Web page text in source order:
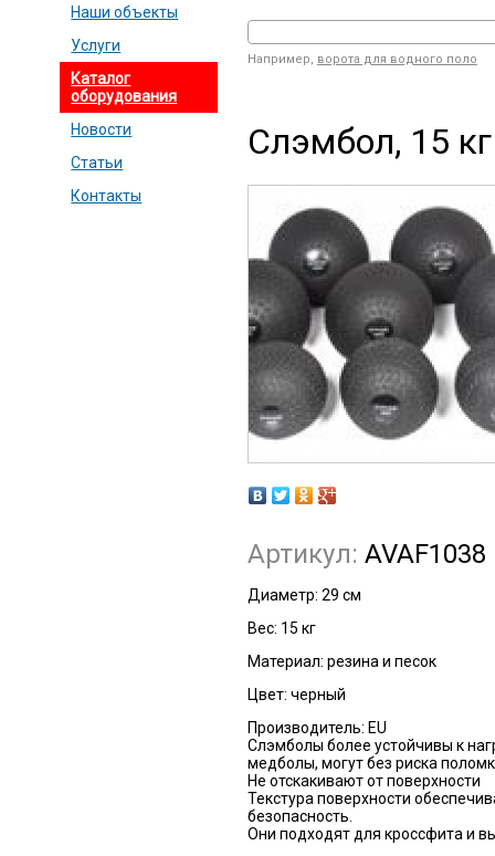
Наши объекты
Услуги
Каталог
оборудования
Новости
Статьи
Контакты
Например, ворота для водного поло
Слэмбол, 15 кг
Артикул: AVAF1038
Диаметр: 29 см
Вес: 15 кг
Материал: резина и песок
Цвет: черный
Производитель: EU
Слэмболы более устойчивы к
медболы, могут без риска
Не отскакивают от поверхности
Текстура поверхности
безопасность.
Они подходят для кроссфита и